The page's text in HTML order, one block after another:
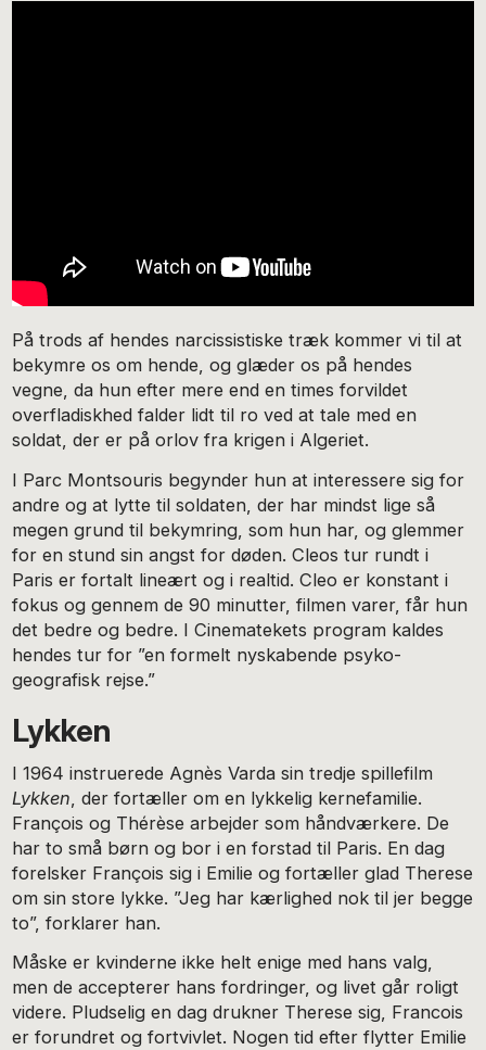
På trods af hendes narcissistiske træk kommer vi til at
bekymre os om hende, og glæder os på hendes
vegne, da hun efter mere end en times forvildet
overfladiskhed falder lidt til ro ved at tale med en
soldat, der er på orlov fra krigen i Algeriet.
I Parc Montsouris begynder hun at interessere sig for
andre og at lytte til soldaten, der har mindst lige så
megen grund til bekymring, som hun har, og glemmer
for en stund sin angst for døden. Cleos tur rundt i
Paris er fortalt lineært og i realtid. Cleo er konstant i
fokus og gennem de 90 minutter, filmen varer, får hun
det bedre og bedre. I Cinematekets program kaldes
hendes tur for ”en formelt nyskabende psyko-
geografisk rejse.”
Lykken
I 1964 instruerede Agnès Varda sin tredje spillefilm
Lykken , der fortæller om en lykkelig kernefamilie.
François og Thérèse arbejder som håndværkere. De
har to små børn og bor i en forstad til Paris. En dag
forelsker François sig i Emilie og fortæller glad Therese
om sin store lykke. ”Jeg har kærlighed nok til jer begge
to”, forklarer han.
Måske er kvinderne ikke helt enige med hans valg,
men de accepterer hans fordringer, og livet går roligt
videre. Pludselig en dag drukner Therese sig, Francois
er forundret og fortvivlet. Nogen tid efter flytter Emilie